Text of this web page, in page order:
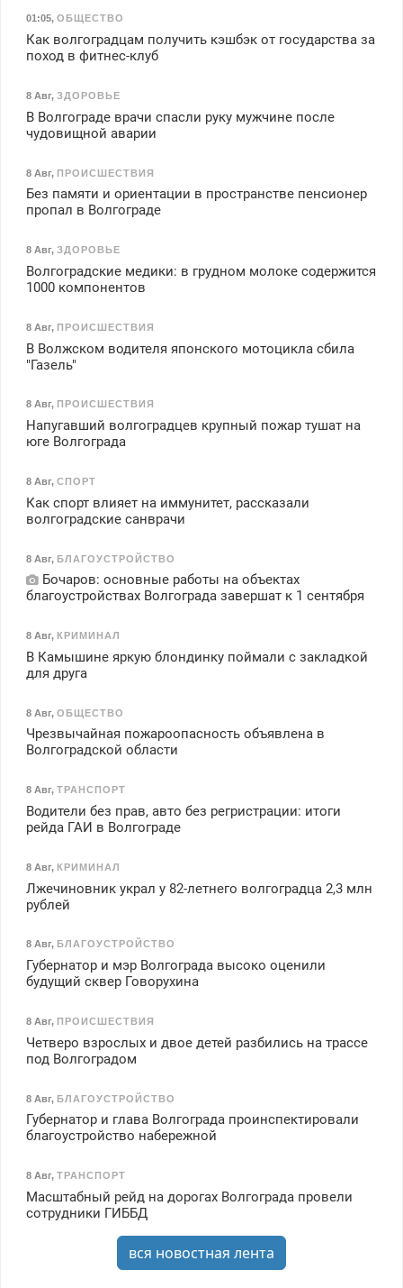
01:05, ОБЩЕСТВО
Как волгоградцам получить кэшбэк от государства за
поход в фитнес-клуб
8 Авг, ЗДОРОВЬЕ
В Волгограде врачи спасли руку мужчине после
чудовищной аварии
8 Авг, ПРОИСШЕСТВИЯ
Без памяти и ориентации в пространстве пенсионер
пропал в Волгограде
8 Авг, ЗДОРОВЬЕ
Волгоградские медики: в грудном молоке содержится
1000 компонентов
8 Авг, ПРОИСШЕСТВИЯ
В Волжском водителя японского мотоцикла сбила
"Газель"
8 Авг, ПРОИСШЕСТВИЯ
Напугавший волгоградцев крупный пожар тушат на
юге Волгограда
8 Авг, СПОРТ
Как спорт влияет на иммунитет, рассказали
волгоградские санврачи
8 Авг, БЛАГОУСТРОЙСТВО
Бочаров: основные работы на объектах
благоустройствах Волгограда завершат к 1 сентября
8 Авг, КРИМИНАЛ
В Камышине яркую блондинку поймали с закладкой
для друга
8 Авг, ОБЩЕСТВО
Чрезвычайная пожароопасность объявлена в
Волгоградской области
8 Авг, ТРАНСПОРТ
Водители без прав, авто без регристрации: итоги
рейда ГАИ в Волгограде
8 Авг, КРИМИНАЛ
Лжечиновник украл у 82-летнего волгоградца 2,3 млн
рублей
8 Авг, БЛАГОУСТРОЙСТВО
Губернатор и мэр Волгограда высоко оценили
будущий сквер Говорухина
8 Авг, ПРОИСШЕСТВИЯ
Четверо взрослых и двое детей разбились на трассе
под Волгоградом
8 Авг, БЛАГОУСТРОЙСТВО
Губернатор и глава Волгограда проинспектировали
благоустройство набережной
8 Авг, ТРАНСПОРТ
Масштабный рейд на дорогах Волгограда провели
сотрудники ГИББД
вся новостная лента